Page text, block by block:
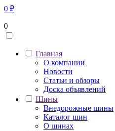
0 ₽
0
Главная
О компании
Новости
Статьи и обзоры
Доска объявлений
Шины
Внедорожные шины
Каталог шин
О шинах